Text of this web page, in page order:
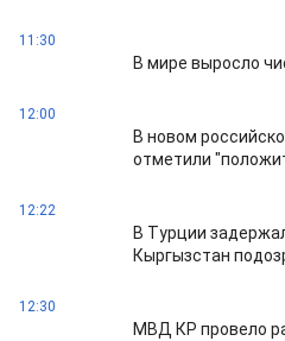
11:30
В мире выросло
12:00
В новом
отметили
12:22
В Турции
Кыргызстан
12:30
МВД КР провело